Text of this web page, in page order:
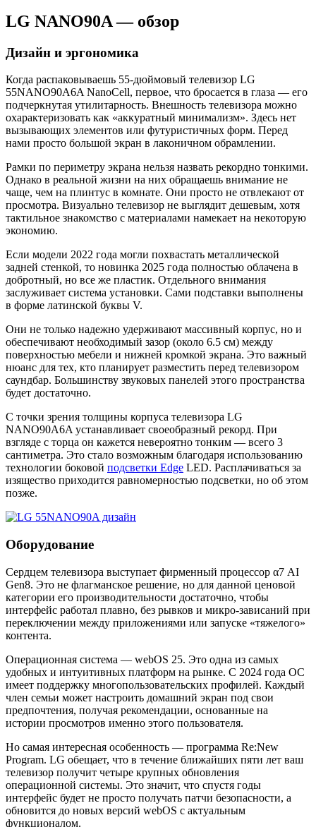
LG NANO90A — обзор
Дизайн и эргономика
Когда распаковываешь 55-дюймовый телевизор LG
55NANO90A6A NanoCell, первое, что бросается в глаза — его
подчеркнутая утилитарность. Внешность телевизора можно
охарактеризовать как «аккуратный минимализм». Здесь нет
вызывающих элементов или футуристичных форм. Перед
нами просто большой экран в лаконичном обрамлении.
Рамки по периметру экрана нельзя назвать рекордно тонкими.
Однако в реальной жизни на них обращаешь внимание не
чаще, чем на плинтус в комнате. Они просто не отвлекают от
просмотра. Визуально телевизор не выглядит дешевым, хотя
тактильное знакомство с материалами намекает на некоторую
экономию.
Если модели 2022 года могли похвастать металлической
задней стенкой, то новинка 2025 года полностью облачена в
добротный, но все же пластик. Отдельного внимания
заслуживает система установки. Сами подставки выполнены
в форме латинской буквы V.
Они не только надежно удерживают массивный корпус, но и
обеспечивают необходимый зазор (около 6.5 см) между
поверхностью мебели и нижней кромкой экрана. Это важный
нюанс для тех, кто планирует разместить перед телевизором
саундбар. Большинству звуковых панелей этого пространства
будет достаточно.
С точки зрения толщины корпуса телевизора LG
NANO90A6A устанавливает своеобразный рекорд. При
взгляде с торца он кажется невероятно тонким — всего 3
сантиметра. Это стало возможным благодаря использованию
технологии боковой подсветки Edge LED. Расплачиваться за
изящество приходится равномерностью подсветки, но об этом
позже.
Оборудование
Сердцем телевизора выступает фирменный процессор α7 AI
Gen8. Это не флагманское решение, но для данной ценовой
категории его производительности достаточно, чтобы
интерфейс работал плавно, без рывков и микро-зависаний при
переключении между приложениями или запуске «тяжелого»
контента.
Операционная система — webOS 25. Это одна из самых
удобных и интуитивных платформ на рынке. С 2024 года ОС
имеет поддержку многопользовательских профилей. Каждый
член семьи может настроить домашний экран под свои
предпочтения, получая рекомендации, основанные на
истории просмотров именно этого пользователя.
Но самая интересная особенность — программа Re:New
Program. LG обещает, что в течение ближайших пяти лет ваш
телевизор получит четыре крупных обновления
операционной системы. Это значит, что спустя годы
интерфейс будет не просто получать патчи безопасности, а
обновится до новых версий webOS с актуальным
функционалом.